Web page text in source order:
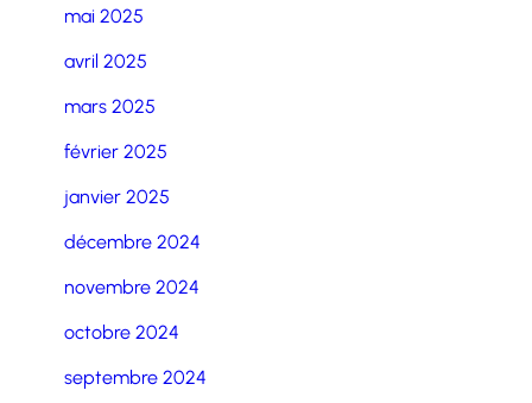
mai 2025
avril 2025
mars 2025
février 2025
janvier 2025
décembre 2024
novembre 2024
octobre 2024
septembre 2024